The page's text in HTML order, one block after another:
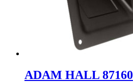
ADAM HALL 87160